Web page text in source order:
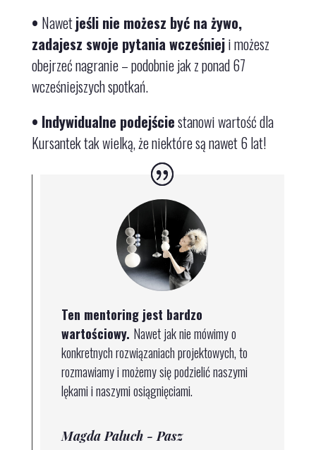
• Nawetjeśli nie możesz być na żywo,
zadajesz swoje pytania wcześnieji możesz
obejrzeć nagranie– podobnie jak z ponad 67
wcześniejszych spotkań.
• Indywidualne podejściestanowi wartość dla
Kursantek tak wielką, że niektóre są nawet 6 lat!
Ten mentoring jest bardzo
wartościowy. Nawet jak nie mówimy o
konkretnych rozwiązaniach projektowych, to
rozmawiamy i możemy się podzielić naszymi
lękami i naszymi osiągnięciami.
Magda Paluch - Pasz